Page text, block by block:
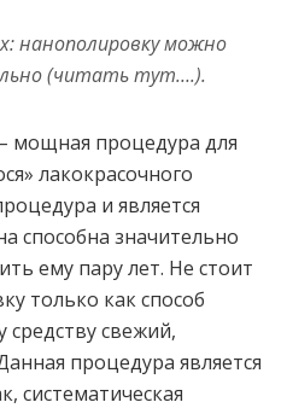
нанополировку можно
(читать тут….).
мощная процедура для
лакокрасочного
и является
способна значительно
ему пару лет. Не стоит
только как способ
свежий,
процедура является
систематическая